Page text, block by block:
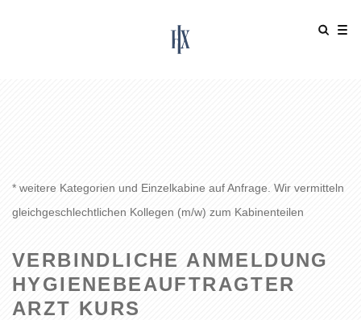
* weitere Kategorien und Einzelkabine auf Anfrage. Wir vermitteln
gleichgeschlechtlichen Kollegen (m/w) zum Kabinenteilen
VERBINDLICHE ANMELDUNG
HYGIENEBEAUFTRAGTER
ARZT KURS